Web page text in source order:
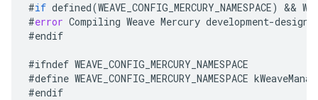
#if defined(WEAVE_CONFIG_MERCURY_NAMESPACE) &&
#error Compiling Weave Mercury development-
#endif
#ifndef WEAVE_CONFIG_MERCURY_NAMESPACE
#define WEAVE_CONFIG_MERCURY_NAMESPACE
#endif